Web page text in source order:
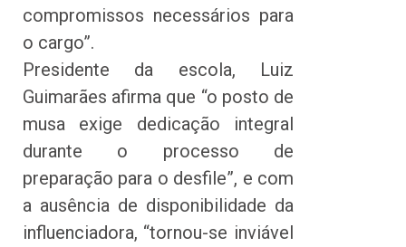
compromissos necessários para
o cargo”.
Presidente da escola, Luiz
Guimarães afirma que “o posto de
musa exige dedicação integral
durante o processo de
preparação para o desfile”, e com
a ausência de disponibilidade da
influenciadora, “tornou-se inviável